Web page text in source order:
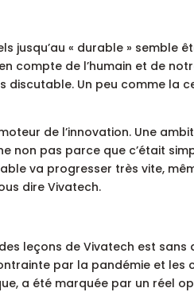
jusqu’au « durable » semble
compte de l’humain et de
discutable. Un peu comme la
de l’innovation. Une
non pas parce que c’était
va progresser très vite,
dire Vivatech.
leçons de Vivatech est
par la pandémie et les
a été marquée par un réel